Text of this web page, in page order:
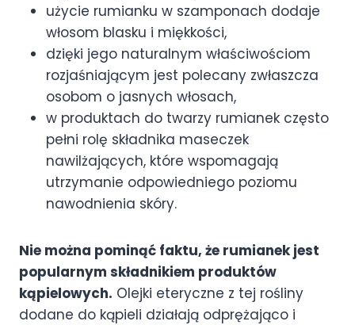
użycie rumianku w szamponach dodaje
włosom blasku i miękkości,
dzięki jego naturalnym właściwościom
rozjaśniającym jest polecany zwłaszcza
osobom o jasnych włosach,
w produktach do twarzy rumianek często
pełni rolę składnika maseczek
nawilżających, które wspomagają
utrzymanie odpowiedniego poziomu
nawodnienia skóry.
Nie można pominąć faktu, że rumianek jest
popularnym składnikiem produktów
kąpielowych. Olejki eteryczne z tej rośliny
dodane do kąpieli działają odprężająco i